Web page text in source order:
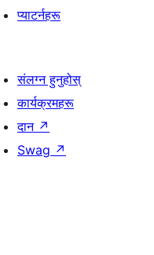
प्याटर्नहरू
संलग्न हुनुहोस्
कार्यक्रमहरू
दान ↗
Swag ↗